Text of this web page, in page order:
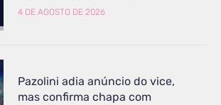
4 DE AGOSTO DE 2026
Pazolini adia anúncio do vice,
mas confirma chapa com